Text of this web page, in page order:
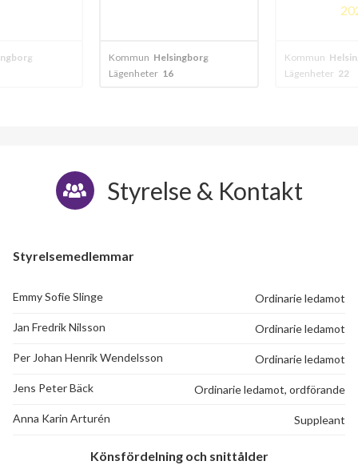
Kommun Helsingborg
Lägenheter 22
Kommun
Lägenheter 16
Styrelse & Kontakt
Styrelsemedlemmar
Emmy Sofie Slinge Ordinarie ledamot
Jan Fredrik Nilsson Ordinarie ledamot
Per Johan Henrik Wendelsson Ordinarie ledamot
Jens Peter Bäck Ordinarie ledamot, ordförande
Anna Karin Arturén Suppleant
Könsfördelning och snittålder